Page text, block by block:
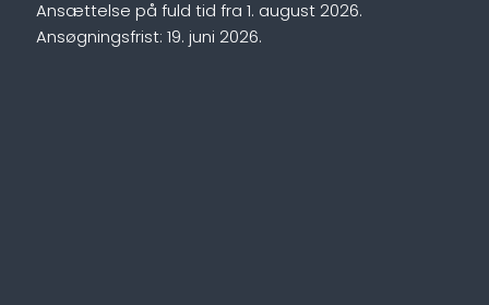
Ansættelse på fuld tid fra 1. august 2026.
Ansøgningsfrist: 19. juni 2026.